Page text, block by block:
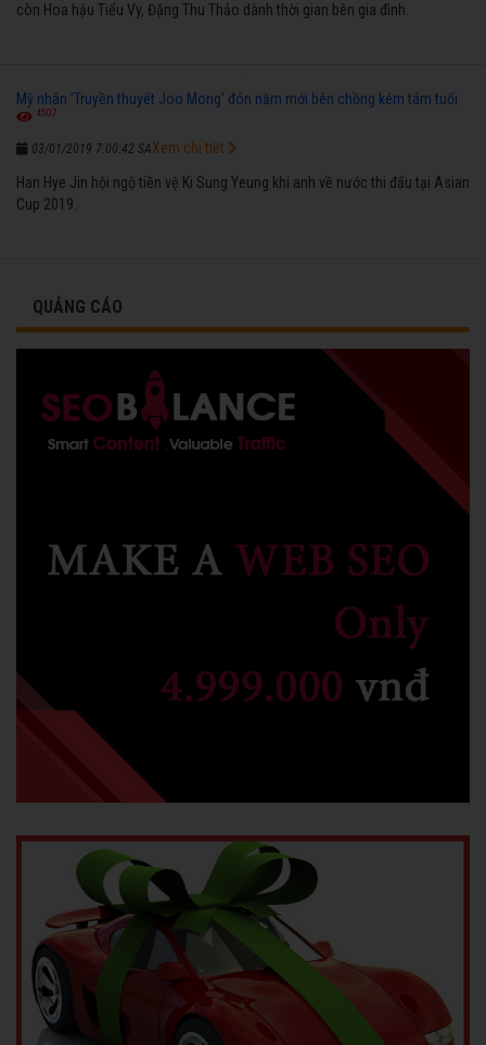
còn Hoa hậu Tiểu Vy, Đặng Thu Thảo dành thời gian bên gia đình.
Mỹ nhân 'Truyền thuyết Joo Mong' đón năm mới bên chồng kém tám tuổi
4507
03/01/2019 7:00:42 SA
Han Hye Jin hội ngộ tiền vệ Ki Sung Yeung khi anh về nước thi đấu tại Asian
Cup 2019.
Xem chi tiết
QUẢNG CÁO